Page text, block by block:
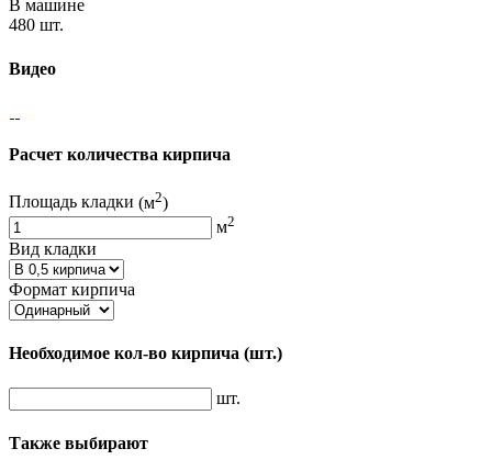
В машине
480 шт.
Видео
Расчет количества кирпича
Площадь кладки (м2)
м2
Вид кладки
Формат кирпича
Необходимое кол-во кирпича (шт.)
шт.
Также выбирают